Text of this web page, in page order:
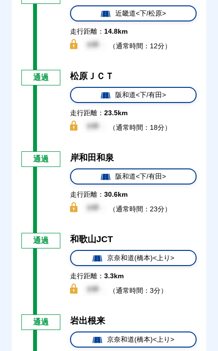
近畿道<下/松原>
走行距離： 14.8km
（通常時間：12分）
通過 松原ＪＣＴ
阪和道<下/有田>
走行距離： 23.5km
（通常時間：18分）
通過 岸和田和泉
阪和道<下/有田>
走行距離： 30.6km
（通常時間：23分）
通過 和歌山JCT
京奈和道(橋本)<上り>
走行距離： 3.3km
（通常時間：3分）
通過 岩出根来
京奈和道(橋本)<上り>